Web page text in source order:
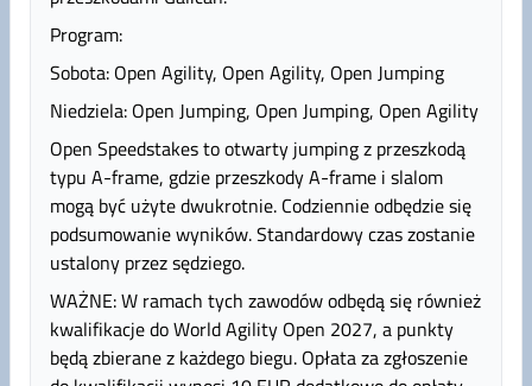
Program:
Sobota: Open Agility, Open Agility, Open Jumping
Niedziela: Open Jumping, Open Jumping, Open Agility
Open Speedstakes to otwarty jumping z przeszkodą
typu A-frame, gdzie przeszkody A-frame i slalom
mogą być użyte dwukrotnie. Codziennie odbędzie się
podsumowanie wyników. Standardowy czas zostanie
ustalony przez sędziego.
WAŻNE: W ramach tych zawodów odbędą się również
kwalifikacje do World Agility Open 2027, a punkty
będą zbierane z każdego biegu. Opłata za zgłoszenie